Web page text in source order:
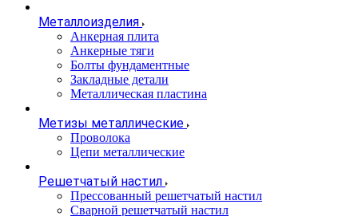
Металлоизделия
Анкерная плита
Анкерные тяги
Болты фундаментные
Закладные детали
Металлическая пластина
Метизы металлические
Проволока
Цепи металлические
Решетчатый настил
Прессованный решетчатый настил
Сварной решетчатый настил